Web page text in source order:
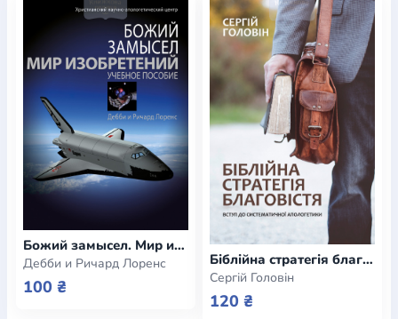
Божий замысел. Мир изобретений (e-book)
Дебби и Ричард Лоренс
100 ₴
Біблійна стратегія благовістя. Вступ до систематичної апологетики (e-book)
Сергій Головін
120 ₴